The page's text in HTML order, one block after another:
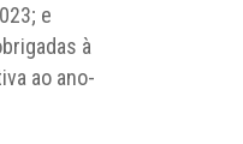
e
à
ao ano-